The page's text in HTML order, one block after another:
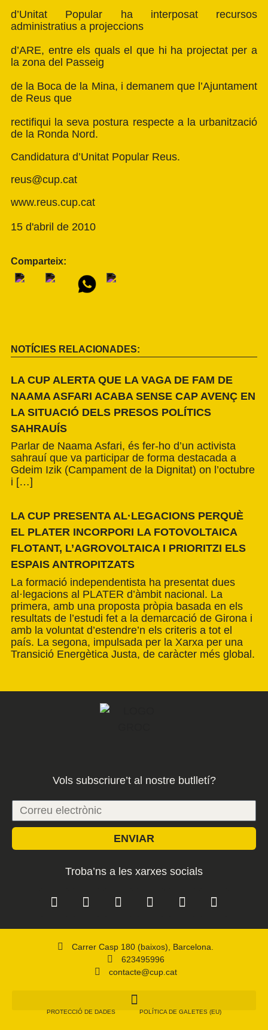
d’Unitat Popular ha interposat recursos
administratius a projeccions
d’ARE, entre els quals el que hi ha projectat per a
la zona del Passeig
de la Boca de la Mina, i demanem que l’Ajuntament
de Reus que
rectifiqui la seva postura respecte a la urbanització
de la Ronda Nord.
Candidatura d’Unitat Popular Reus.
reus@cup.cat
www.reus.cup.cat
15 d'abril de 2010
Comparteix:
NOTÍCIES RELACIONADES:
LA CUP ALERTA QUE LA VAGA DE FAM DE
NAAMA ASFARI ACABA SENSE CAP AVENÇ EN
LA SITUACIÓ DELS PRESOS POLÍTICS
SAHRAUÍS
Parlar de Naama Asfari, és fer-ho d’un activista
sahrauí que va participar de forma destacada a
Gdeim Izik (Campament de la Dignitat) on l’octubre
i […]
LA CUP PRESENTA AL·LEGACIONS PERQUÈ
EL PLATER INCORPORI LA FOTOVOLTAICA
FLOTANT, L’AGROVOLTAICA I PRIORITZI ELS
ESPAIS ANTROPITZATS
La formació independentista ha presentat dues
al·legacions al PLATER d’àmbit nacional. La
primera, amb una proposta pròpia basada en els
resultats de l’estudi fet a la demarcació de Girona i
amb la voluntat d’estendre’n els criteris a tot el
país. La segona, impulsada per la Xarxa per una
Transició Energètica Justa, de caràcter més global.
Vols subscriure’t al nostre butlletí?
ENVIAR
Troba’ns a les xarxes socials
Carrer Casp 180 (baixos), Barcelona.
623495996
contacte@cup.cat
PROTECCIÓ DE DADES POLÍTICA DE GALETES (EU)